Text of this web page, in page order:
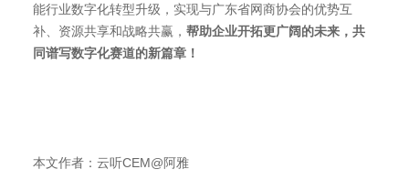
能行业数字化转型升级，实现与广东省网商协会的优势互
补、资源共享和战略共赢， 帮助企业开拓更广阔的未来，共
同谱写数字化赛道的新篇章！
本文作者：云听CEM@阿雅